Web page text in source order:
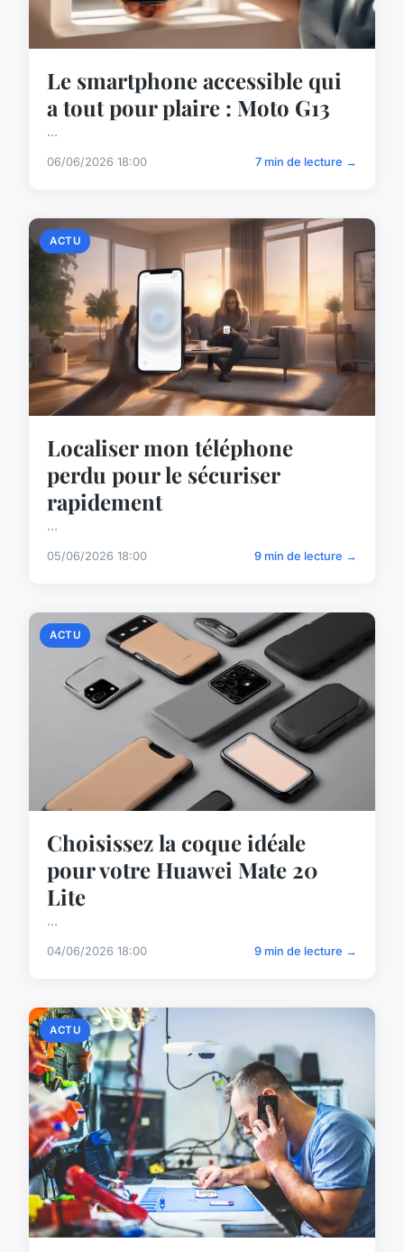
Le smartphone accessible qui
a tout pour plaire : Moto G13
...
06/06/2026 18:00 7 min de lecture →
ACTU
Localiser mon téléphone
perdu pour le sécuriser
rapidement
...
05/06/2026 18:00 9 min de lecture →
ACTU
Choisissez la coque idéale
pour votre Huawei Mate 20
Lite
...
04/06/2026 18:00 9 min de lecture →
ACTU